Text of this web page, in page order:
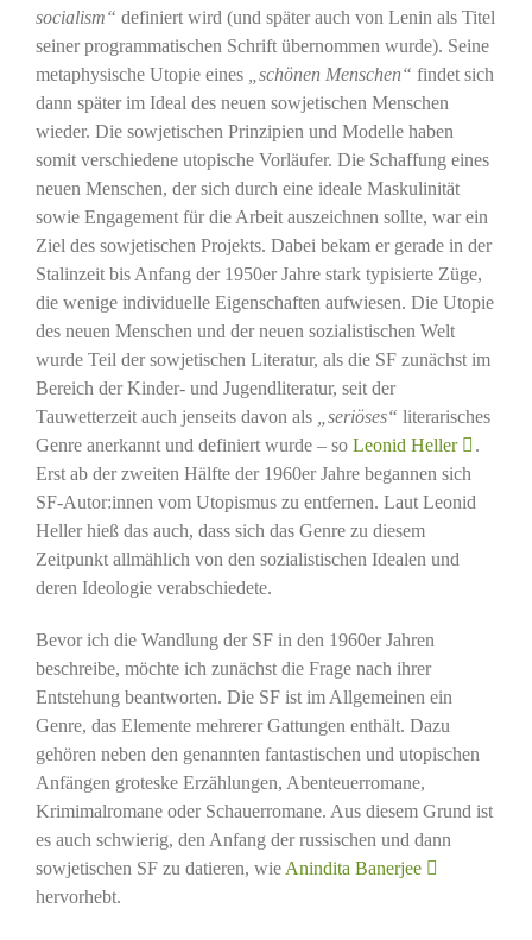
socialism“ definiert wird (und später auch von Lenin als Titel
seiner programmatischen Schrift übernommen wurde). Seine
metaphysische Utopie eines
„schönen Menschen“ findet sich
dann später im Ideal des neuen sowjetischen Menschen
wieder. Die sowjetischen Prinzipien und Modelle haben
somit verschiedene utopische Vorläufer. Die Schaffung eines
neuen Menschen, der sich durch eine ideale Maskulinität
sowie Engagement für die Arbeit auszeichnen sollte, war ein
Ziel des sowjetischen Projekts. Dabei bekam er gerade in der
Stalinzeit bis Anfang der 1950er Jahre stark typisierte Züge,
die wenige individuelle Eigenschaften aufwiesen. Die Utopie
des neuen Menschen und der neuen sozialistischen Welt
wurde Teil der sowjetischen Literatur, als die SF zunächst im
Bereich der Kinder- und Jugendliteratur, seit der
Tauwetterzeit auch jenseits davon als
„seriöses“ literarisches
Genre anerkannt und definiert wurde – so Leonid Heller
.
Erst ab der zweiten Hälfte der 1960er Jahre begannen sich
SF-Autor:innen vom Utopismus zu entfernen. Laut Leonid
Heller hieß das auch, dass sich das Genre zu diesem
Zeitpunkt allmählich von den sozialistischen Idealen und
deren Ideologie verabschiedete.
Bevor ich die Wandlung der SF in den 1960er Jahren
beschreibe, möchte ich zunächst die Frage nach ihrer
Entstehung beantworten. Die SF ist im Allgemeinen ein
Genre, das Elemente mehrerer Gattungen enthält. Dazu
gehören neben den genannten fantastischen und utopischen
Anfängen groteske Erzählungen, Abenteuerromane,
Krimimalromane oder Schauerromane. Aus diesem Grund ist
es auch schwierig, den Anfang der russischen und dann
sowjetischen SF zu datieren, wie Anindita Banerjee
hervorhebt.